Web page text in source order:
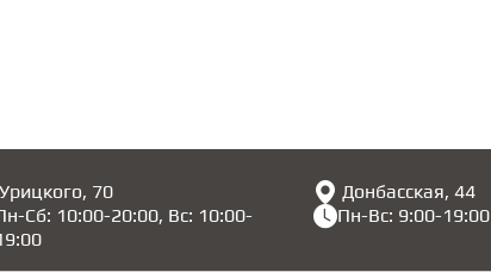
Урицкого, 70
Сб: 10:00-20:00, Вс: 10:00-
Донбасская, 44
Пн-Вс: 9:00-19:00